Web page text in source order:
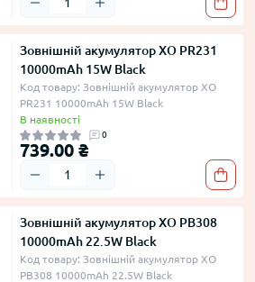
Зовнішній акумулятор XO PR231
10000mAh 15W Black
Код товару: Зовнішній акумулятор XO
PR231 10000mAh 15W Black
В наявності
0
739.00 ₴
Зовнішній акумулятор XO PB308
10000mAh 22.5W Black
Код товару: Зовнішній акумулятор XO
PB308 10000mAh 22.5W Black